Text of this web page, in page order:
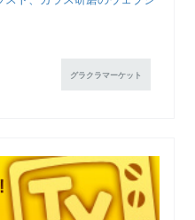
グラクラマーケット